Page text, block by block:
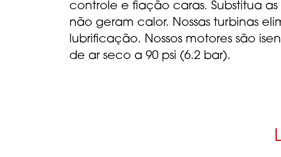
controle e fiação caras. Substitua
não geram calor. Nossas turbinas
lubrificação. Nossos motores são
de ar seco a 90 psi (6.2 bar).